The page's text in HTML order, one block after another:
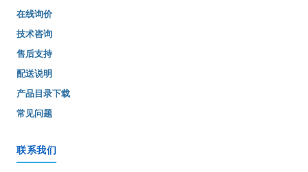
在线询价
技术咨询
售后支持
配送说明
产品目录下载
常见问题
联系我们